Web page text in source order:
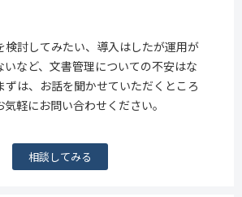
検討してみたい、導入はしたが運用が
いなど、文書管理についての不安はな
ずは、お話を聞かせていただくところ
軽にお問い合わせください。
相談してみる